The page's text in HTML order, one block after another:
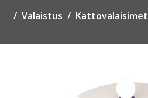
Valaistus Kattovalaisimet